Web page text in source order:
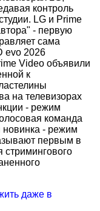
контроль
LG и Prime
- первую
сама
evo 2026
Video объявили
к
на телевизорах
- режим
команда
новинка - режим
первым в
стримингового
даже в